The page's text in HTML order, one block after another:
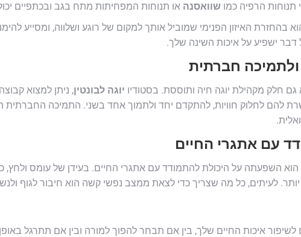
תנוחות הרפיה כמו שוואסנה או תנוחות המפחיתות מתח בגב ובכתפיים
בהחזרת האיזון הפנימי שמוביל אותך למקום של רוגע ושלווה, ומסייע
דבר ישפיע על איכות השינה שלך.
חברתית
גם חלק מקהילת יוגה חיה ותוססת. בסטודיו יוגה לבונטין, ניתן למצוא
להם לחלוק חוויות, להתקדם יחד ולתמוך אחד בשני. התמיכה החברתית
עם אתגרי החיים
הוא השפעתה על היכולת להתמודד עם אתגרי החיים. בעידן של עומס ולחץ,
לעיתים, כל מה שצריך כדי לצאת ממצב נפשי קשה הוא חיבור לגוף
איכות החיים שלך, בין אם תבחר להפוך למורה ובין אם תתרגל